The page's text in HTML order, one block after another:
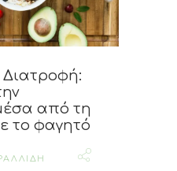
Διατροφή:
από τη
το φαγητό